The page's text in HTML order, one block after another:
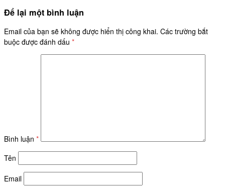
Để lại một bình luận
Email của bạn sẽ không được hiển thị công khai. Các trường bắt
buộc được đánh dấu *
Bình luận *
Tên
Email